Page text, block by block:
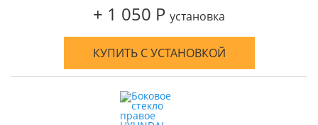
+ 1 050 Р установка
КУПИТЬ С УСТАНОВКОЙ